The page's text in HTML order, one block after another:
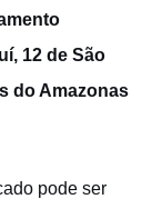
12 de São
do Amazonas
pode ser